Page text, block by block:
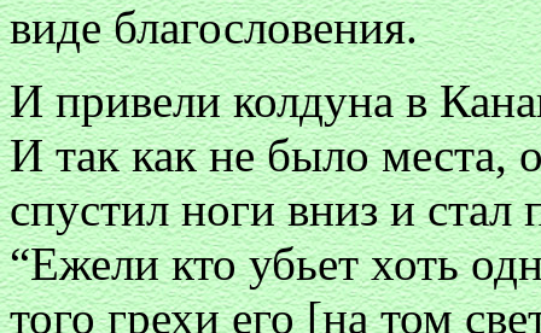
виде благословения.
И привели колдуна в
И так как не было места,
спустил ноги вниз и
“Ежели кто убьет хоть
того грехи его [на том